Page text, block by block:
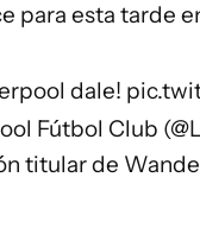
para esta tarde
dale!
Fútbol Club
titular de